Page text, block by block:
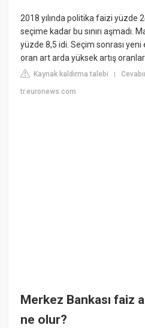
2018 yılında politika faizi yüzde
seçime kadar bu sınırı aşmadı.
yüzde 8,5 idi. Seçim sonrası
oran art arda yüksek artış
Kaynak kaldırma talebi |
tr.euronews.com
Merkez Bankası faiz
ne olur?